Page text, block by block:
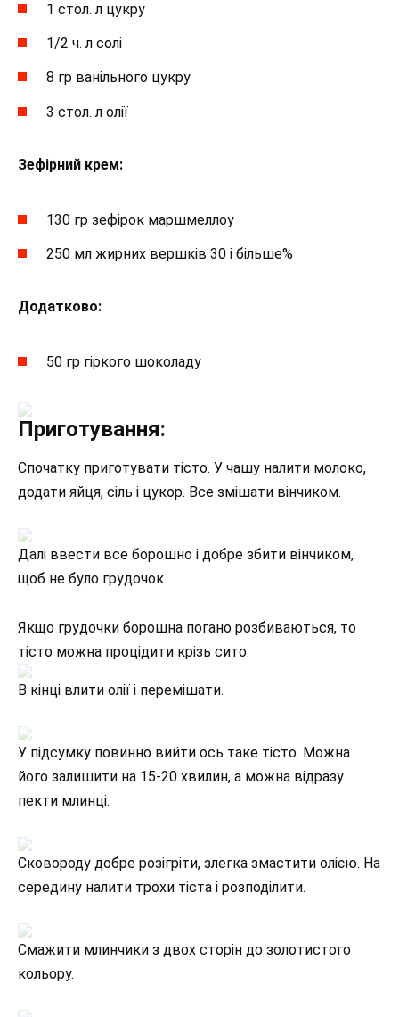
1 стол. л цукру
1/2 ч. л солі
8 гр ванільного цукру
3 стол. л олії
Зефірний крем:
130 гр зефірок маршмеллоу
250 мл жирних вершків 30 і більше%
Додатково:
50 гр гіркого шоколаду
Приготування:
Спочатку приготувати тісто. У чашу налити молоко,
додати яйця, сіль і цукор. Все змішати вінчиком.
Далі ввести все борошно і добре збити вінчиком,
щоб не було грудочок.
Якщо грудочки борошна погано розбиваються, то
тісто можна процідити крізь сито.
В кінці влити олії і перемішати.
У підсумку повинно вийти ось таке тісто. Можна
його залишити на 15-20 хвилин, а можна відразу
пекти млинці.
Сковороду добре розігріти, злегка змастити олією. На
середину налити трохи тіста і розподілити.
Смажити млинчики з двох сторін до золотистого
кольору.